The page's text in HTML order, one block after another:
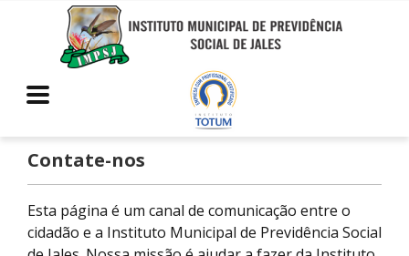
Contate-nos
Esta página é um canal de comunicação entre o
cidadão e a Instituto Municipal de Previdência Social